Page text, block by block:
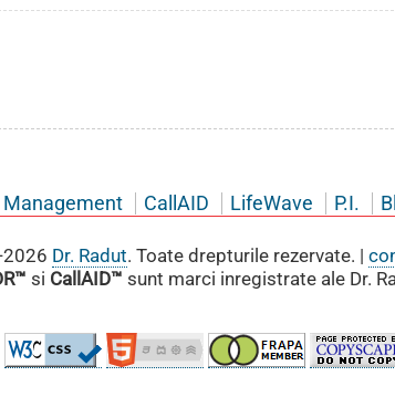
Management CallAID LifeWave P.I.
Dr. Radut. Toate drepturile rezervate. |
si CallAID™ sunt marci inregistrate ale Dr.